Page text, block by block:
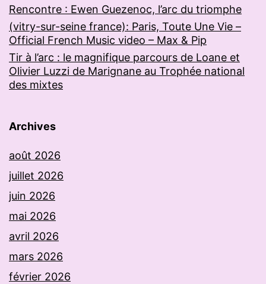
Rencontre : Ewen Guezenoc, l’arc du triomphe
(vitry-sur-seine france): Paris, Toute Une Vie –
Official French Music video – Max & Pip
Tir à l’arc : le magnifique parcours de Loane et
Olivier Luzzi de Marignane au Trophée national
des mixtes
Archives
août 2026
juillet 2026
juin 2026
mai 2026
avril 2026
mars 2026
février 2026